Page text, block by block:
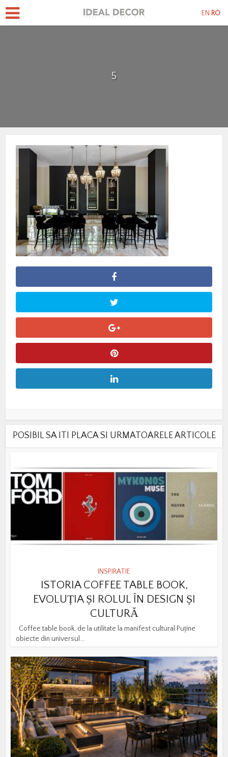
5
POSIBIL SA ITI PLACA SI URMATOARELE ARTICOLE
INSPIRATIE
ISTORIA COFFEE TABLE BOOK,
EVOLUȚIA ȘI ROLUL ÎN DESIGN ȘI
CULTURĂ
Coffee table book, de la utilitate la manifest cultural Puține
obiecte din universul...
EN RO